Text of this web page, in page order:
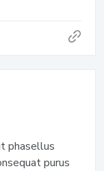
phasellus
purus